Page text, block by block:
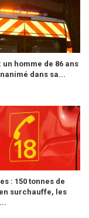
un homme de 86 ans
dans sa...
: 150 tonnes de
surchauffe, les